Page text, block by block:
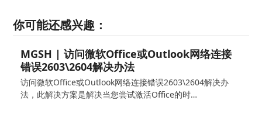
你可能还感兴趣：
MGSH | 访问微软Office或Outlook网络连接
错误2603\2604解决办法
访问微软Office或Outlook网络连接错误2603\2604解决办
法，此解决方案是解决当您尝试激活Office的时…